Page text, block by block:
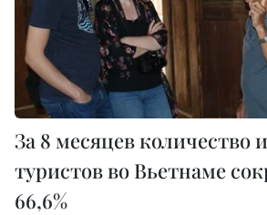
За 8 месяцев количество
туристов во Вьетнаме
66,6%